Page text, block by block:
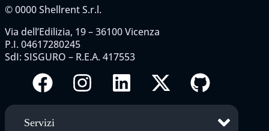
©0000Shellrent S.r.l.
Via dell’Edilizia, 19 – 36100 Vicenza
P.I. 04617280245
SdI: SISGURO – R.E.A. 417553
Servizi